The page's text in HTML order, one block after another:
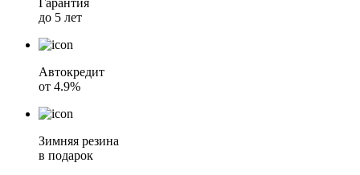
Гарантия
до 5 лет
Автокредит
от 4.9%
Зимняя резина
в подарок